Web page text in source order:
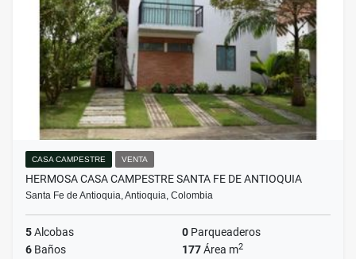
CASA CAMPESTRE VENTA
HERMOSA CASA CAMPESTRE SANTA FE DE ANTIOQUIA
Santa Fe de Antioquia, Antioquia, Colombia
5Alcobas 0 Parqueaderos
6 Baños 177Área m2